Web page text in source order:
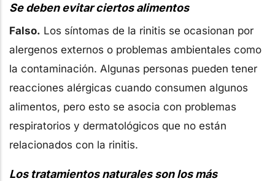
Se deben evitar ciertos alimentos
Falso. Los síntomas de la rinitis se ocasionan por
alergenos externos o problemas ambientales como
la contaminación. Algunas personas pueden tener
reacciones alérgicas cuando consumen algunos
alimentos, pero esto se asocia con problemas
respiratorios y dermatológicos que no están
relacionados con la rinitis.
Los tratamientos naturales son los más